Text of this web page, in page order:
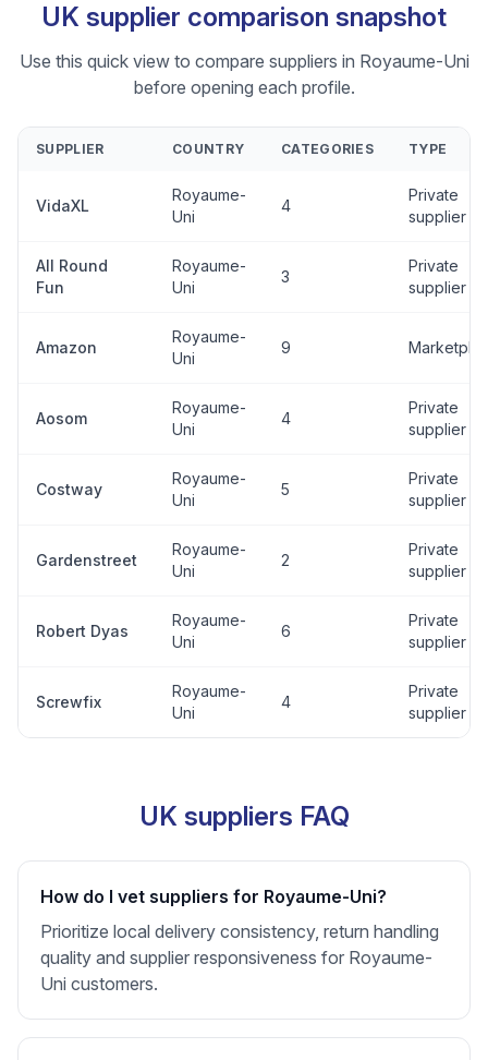
UK supplier comparison snapshot
Use this quick view to compare suppliers in Royaume-Uni
before opening each profile.
SUPPLIER COUNTRY CATEGORIES TYPE
VidaXL
Royaume-
Uni
4
Private
supplier
All Round
Fun
Royaume-
Uni
3
Private
supplier
Amazon
Royaume-
Uni
9
Aosom
Royaume-
Uni
4
Private
supplier
Costway
Royaume-
Uni
5
Private
supplier
Gardenstreet
Royaume-
Uni
2
Private
supplier
Robert Dyas
Royaume-
Uni
6
Private
supplier
Screwfix
Royaume-
Uni
4
Private
supplier
UK suppliers FAQ
How do I vet suppliers for Royaume-Uni?
Prioritize local delivery consistency, return handling
quality and supplier responsiveness for Royaume-
Uni customers.